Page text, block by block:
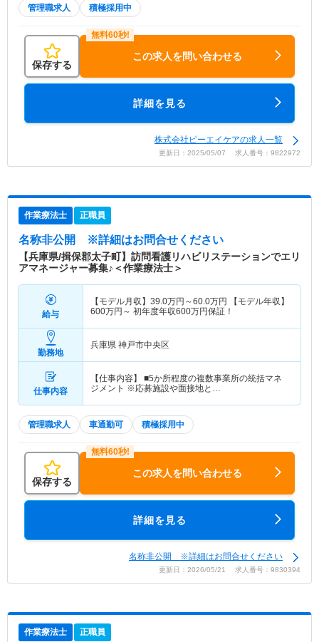
管理職求人 積極採用中
保存する
この求人を問い合わせる
詳細を見る
株式会社ピーエイケアの求人一覧
更新日：2025/05/07 求人番号：9822972
作業療法士 正職員
名称非公開 ※詳細はお問合せください
【兵庫県/揖保郡太子町】訪問看護リハビリステーションでエリ
アマネージャー募集♪＜作業療法士＞
給与
【モデル月収】 39.0万円～60.0万円
【モデル年収】
600万円～ 初年度年収600万円保証！
勤務地
兵庫県 神戸市中央区
仕事内容
【仕事内容】 ■5か所程度の複数事業所の統括マネ
ジメント ※応募施設や面接地と…
管理職求人 車通勤可 積極採用中
保存する
この求人を問い合わせる
詳細を見る
名称非公開 ※詳細はお問合せください
更新日：2026/05/21 求人番号：9830394
作業療法士 正職員